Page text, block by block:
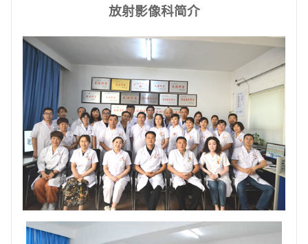
放射影像科简介